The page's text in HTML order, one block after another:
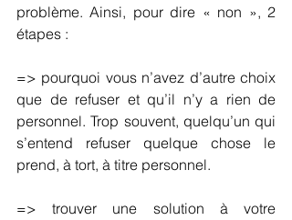
problème. Ainsi, pour dire « non », 2
étapes :
=> pourquoi vous n’avez d’autre choix
que de refuser et qu’il n’y a rien de
personnel. Trop souvent, quelqu’un qui
s’entend refuser quelque chose le
prend, à tort, à titre personnel.
=> trouver une solution à votre